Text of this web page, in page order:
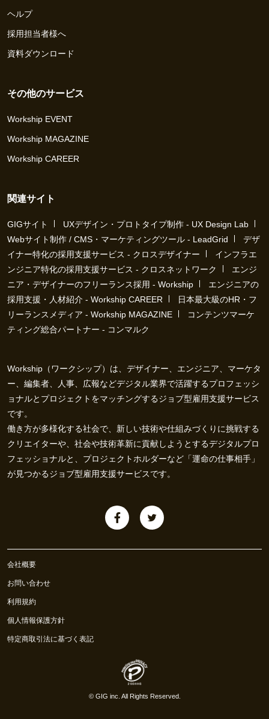
ヘルプ
採用担当者様へ
資料ダウンロード
その他のサービス
Workship EVENT
Workship MAGAZINE
Workship CAREER
関連サイト
GIGサイト
UXデザイン・プロトタイプ制作 - UX Design Lab
Webサイト制作 / CMS・マーケティングツール - LeadGrid
デザ
イナー特化の採用支援サービス - クロスデザイナー
インフラエ
ンジニア特化の採用支援サービス - クロスネットワーク
エンジ
ニア・デザイナーのフリーランス採用 - Workship
エンジニアの
採用支援・人材紹介 - Workship CAREER
日本最大級のHR・フ
リーランスメディア - Workship MAGAZINE
コンテンツマーケ
ティング総合パートナー - コンマルク
Workship（ワークシップ）は、デザイナー、エンジニア、マーケタ
ー、編集者、人事、広報などデジタル業界で活躍するプロフェッシ
ョナルとプロジェクトをマッチングするジョブ型雇用支援サービス
です。
働き方が多様化する社会で、新しい技術や仕組みづくりに挑戦する
クリエイターや、社会や技術革新に貢献しようとするデジタルプロ
フェッショナルと、プロジェクトホルダーなど「運命の仕事相手」
が見つかるジョブ型雇用支援サービスです。
会社概要
お問い合わせ
利用規約
個人情報保護方針
特定商取引法に基づく表記
© GIG inc. All Rights Reserved.